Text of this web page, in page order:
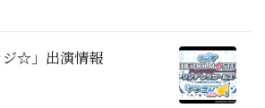
ジ☆」出演情報